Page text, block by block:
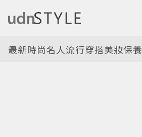
最新時尚名人流行穿搭美妝保養